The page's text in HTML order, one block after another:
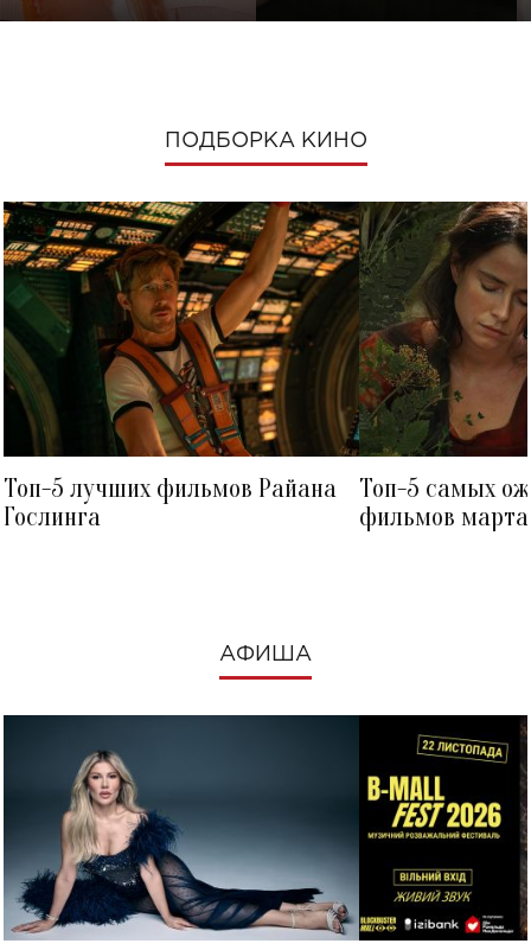
ПОДБОРКА КИНО
Топ-5 лучших фильмов Райана
Гослинга
Топ-5 самых
фильмов
АФИША